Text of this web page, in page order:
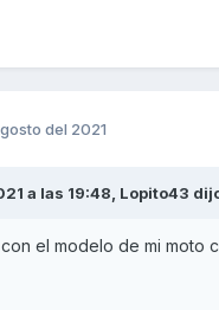
del 2021
a las 19:48, Lopito43
el modelo de mi moto